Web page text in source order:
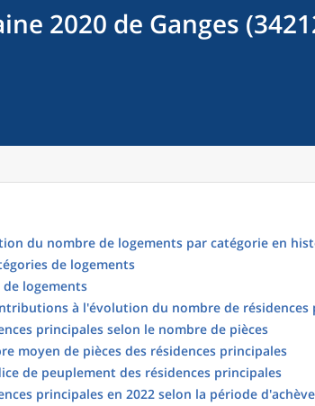
2020 de Ganges
du nombre de logements par catégorie en
de logements
de logements
à l'évolution du nombre de résidences
principales selon le nombre de pièces
moyen de pièces des résidences principales
de peuplement des résidences principales
principales en 2022 selon la période